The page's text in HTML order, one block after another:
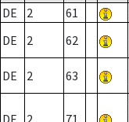
DE 2 61
DE
2 62
DE 2 63